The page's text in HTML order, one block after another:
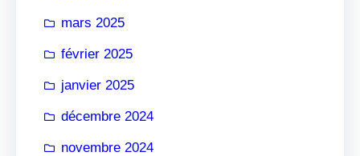
mars 2025
février 2025
janvier 2025
décembre 2024
novembre 2024